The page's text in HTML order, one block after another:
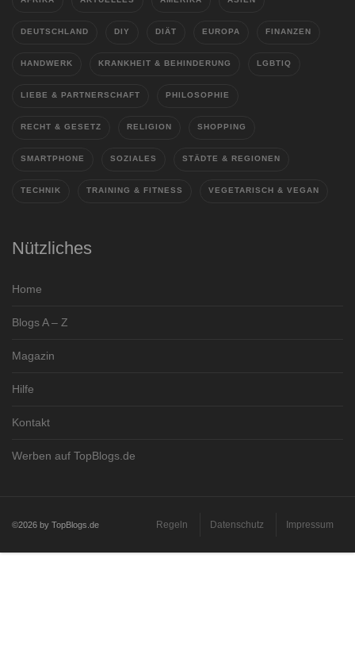
DEUTSCHLAND DIY DIÄT EUROPA FINANZEN
HANDWERK KRANKHEIT & BEHINDERUNG LGBTIQ
LIEBE & PARTNERSCHAFT PHILOSOPHIE
RECHT & GESETZ RELIGION SHOPPING
SMARTPHONE SOZIALES STÄDTE & REGIONEN
TECHNIK TRAINING & FITNESS VEGETARISCH & VEGAN
Nützliches
Home
Blogs A – Z
Magazin
Hilfe
Kontakt
Werben auf TopBlogs.de
©2026 by TopBlogs.de Regeln Datenschutz Impressum